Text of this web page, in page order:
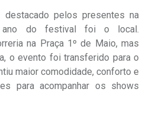
pelos presentes na
ano do festival foi o local.
na Praça 1º de Maio, mas
o evento foi transferido para o
maior comodidade, conforto e
para acompanhar os shows